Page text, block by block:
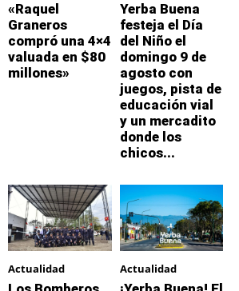
«Raquel
Graneros
compró una 4×4
valuada en $80
millones»
Yerba Buena
festeja el Día
del Niño el
domingo 9 de
agosto con
juegos, pista de
educación vial
y un mercadito
donde los
chicos...
Actualidad Actualidad